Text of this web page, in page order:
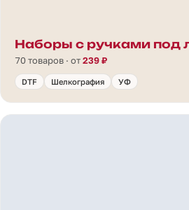
Наборы с ручками под
70 товаров · от239 ₽
DTF Шелкография УФ